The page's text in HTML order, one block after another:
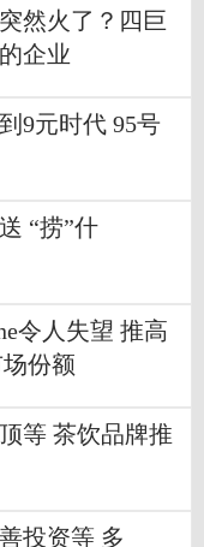
然火了？四巨
企业
9元时代 95号
“捞”什
令人失望 推高
份额
等 茶饮品牌推
投资等 多